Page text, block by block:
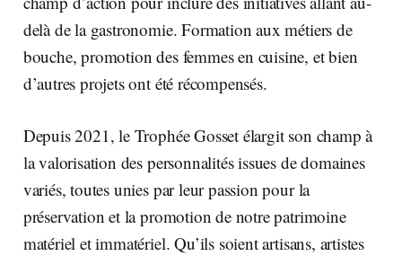
delà de la gastronomie. Formation aux métiers de
bouche, promotion des femmes en cuisine, et bien
d’autres projets ont été récompensés.
Depuis 2021, le Trophée Gosset élargit son champ à
la valorisation des personnalités issues de domaines
variés, toutes unies par leur passion pour la
préservation et la promotion de notre patrimoine
matériel et immatériel. Qu’ils soient artisans, artistes